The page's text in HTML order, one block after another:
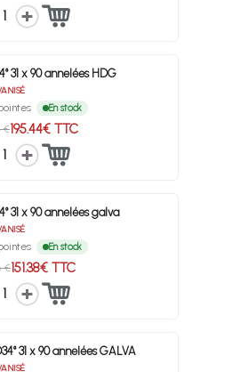
1
31 x 90 annelées HDG
En stock
€195.44€ TTC
1
31 x 90 annelées galva
En stock
€151.38€ TTC
1
31 x 90 annelées GALVA